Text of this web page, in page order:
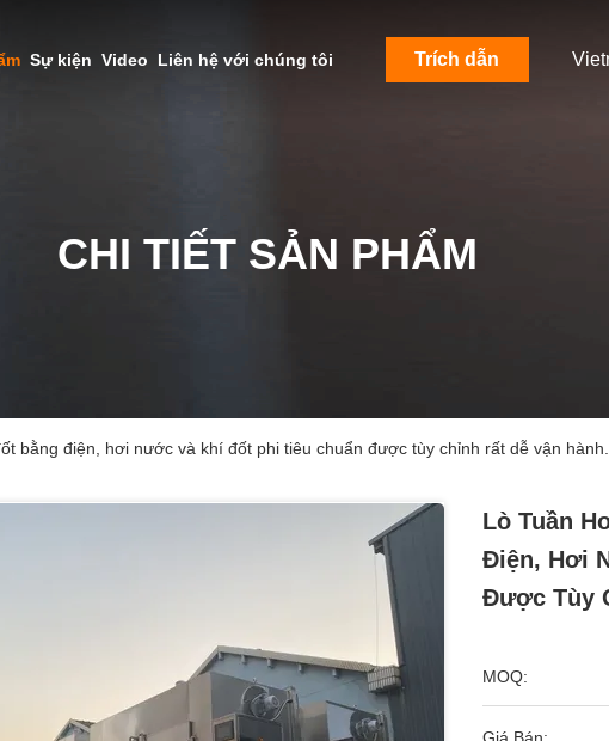
Sự kiện Video Liên hệ với chúng tôi Trích dẫn
CHI TIẾT SẢN PHẨM
bằng điện, hơi nước và khí đốt phi tiêu chuẩn được tùy chỉnh rất dễ vận hành.
Lò Tuần
Điện, Hơi
Được Tùy
MOQ: